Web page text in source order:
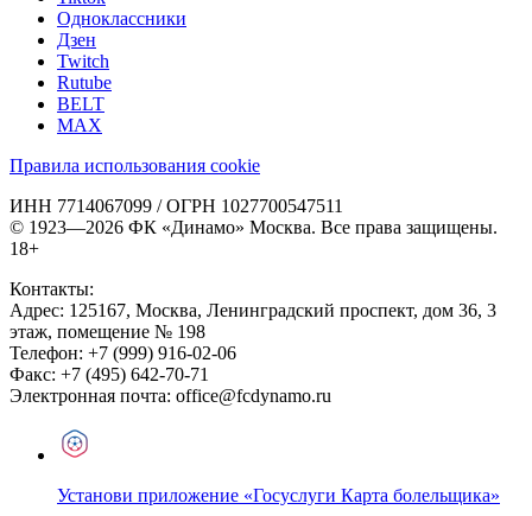
Одноклассники
Дзен
Twitch
Rutube
BELT
MAX
Правила использования cookie
ИНН 7714067099 / ОГРН 1027700547511
© 1923—2026 ФК «Динамо» Москва. Все права защищены.
18+
Контакты:
Адрес: 125167, Москва, Ленинградский проспект, дом 36, 3
этаж, помещение № 198
Телефон: +7 (999) 916-02-06
Факс: +7 (495) 642-70-71
Электронная почта: office@fcdynamo.ru
Установи приложение «Госуслуги Карта болельщика»